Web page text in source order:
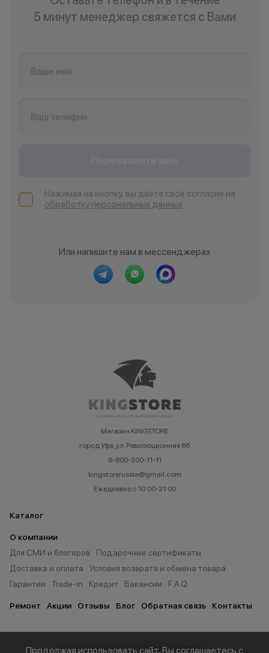
5 минут менеджер свяжется с Вами
Нажимая на кнопку, вы даёте своё согласие на
обработку персональных данных
Или напишите нам в мессенджерах
Магазин KINGSTORE
город Уфа, ул. Революционная 66
8-800-300-11-11
kingstorerussia@gmail.com
Ежедневно с 10:00-21:00
Каталог
О компании
Для СМИ и блогеров
Подарочные сертификаты
Доставка и оплата
Условия возврата и обмена товара
Гарантии
Trade-in Кредит Вакансии F.A.Q.
Ремонт Акции Отзывы Блог Обратная связь Контакты
© KINGSTORE 2026 г. Все права защищены.
Продолжая использовать сайт, Вы соглашаетесь с